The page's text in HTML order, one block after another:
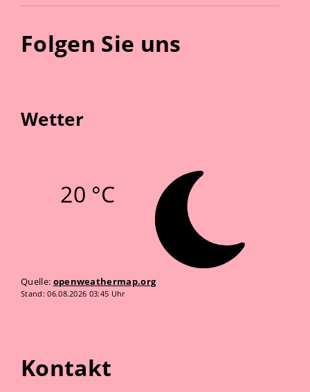
Folgen Sie uns
Wetter
20 °C
Quelle: openweathermap.org
Stand: 06.08.2026 03:45 Uhr
Kontakt